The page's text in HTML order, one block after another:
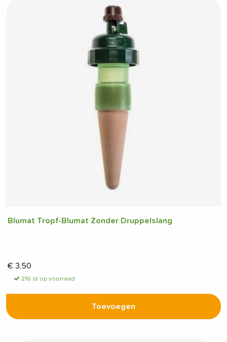
Blumat Tropf-Blumat Zonder Druppelslang
€ 3,50
216 st op voorraad
Toevoegen